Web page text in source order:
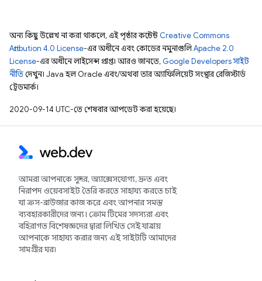
অন্য কিছু উল্লেখ না করা থাকলে, এই পৃষ্ঠার কন্টেন্ট Creative Commons
Attribution 4.0 License-এর অধীনে এবং কোডের নমুনাগুলিApache 2.0
License-এর অধীনে লাইসেন্স প্রাপ্ত। আরও জানতে, Google Developers সাইট
নীতিদেখুন। Java হল Oracle এবং/অথবা তার অ্যাফিলিয়েট সংস্থার রেজিস্টার্ড
ট্রেডমার্ক।
2020-09-14 UTC-তে শেষবার আপডেট করা হয়েছে।
আমরা আপনাকে সুন্দর, অ্যাক্সেসযোগ্য, দ্রুত এবং
নিরাপদ ওয়েবসাইট তৈরি করতে সাহায্য করতে চাই
যা ক্রস-ব্রাউজার কাজ করে এবং আপনার সমস্ত
ব্যবহারকারীদের জন্য। ক্রোম টিমের সদস্যরা এবং
বহিরাগত বিশেষজ্ঞদের দ্বারা লিখিত সেই যাত্রায়
আপনাকে সাহায্য করার জন্য এই সাইটটি আমাদের
সামগ্রীর ঘর৷